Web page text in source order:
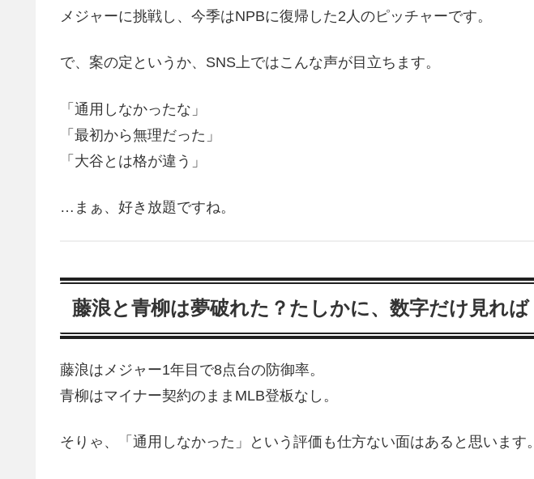
メジャーに挑戦し、今季はNPBに復帰した2人のピッチャーです。
で、案の定というか、SNS上ではこんな声が目立ちます。
「通用しなかったな」
「最初から無理だった」
「大谷とは格が違う」
…まぁ、好き放題ですね。
藤浪と青柳は夢破れた？たしかに、数字だけ見れば
藤浪はメジャー1年目で8点台の防御率。
青柳はマイナー契約のままMLB登板なし。
そりゃ、「通用しなかった」という評価も仕方ない面はあると思います。